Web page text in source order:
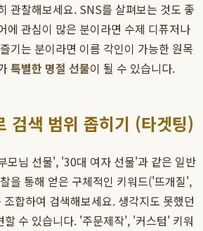
관찰해보세요. SNS를 살펴보는 것도 좋
에 관심이 많은 분이라면 수제 디퓨저나
기는 분이라면 이름 각인이 가능한 원목
특별한 명절 선물이 될 수 있습니다.
검색 범위 좁히기 (타겟팅)
모님 선물', '30대 여자 선물'과 같은 일반
을 통해 얻은 구체적인 키워드('뜨개질',
합하여 검색해보세요. 생각지도 못했던
할 수 있습니다. '주문제작', '커스텀' 키워